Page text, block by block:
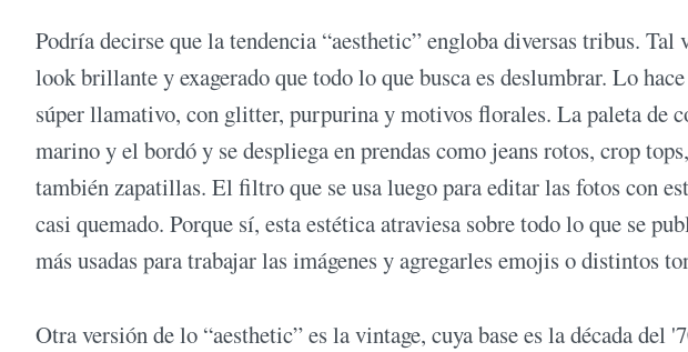
Podría decirse que la tendencia “aesthetic” engloba diversas tribus. Tal
look brillante y exagerado que todo lo que busca es deslumbrar. Lo
súper llamativo, con glitter, purpurina y motivos florales. La paleta de
marino y el bordó y se despliega en prendas como jeans rotos, crop
también zapatillas. El filtro que se usa luego para editar las fotos con
casi quemado. Porque sí, esta estética atraviesa sobre todo lo que se
más usadas para trabajar las imágenes y agregarles emojis o distintos
Otra versión de lo “aesthetic” es la vintage, cuya base es la década del